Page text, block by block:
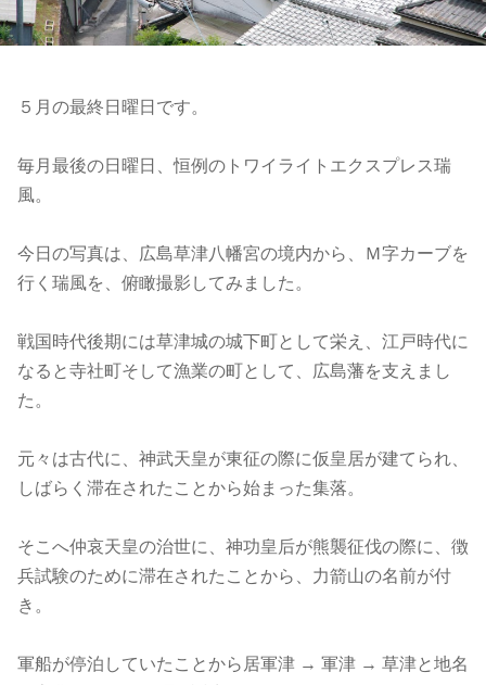
５月の最終日曜日です。
毎月最後の日曜日、恒例のトワイライトエクスプレス瑞
風。
今日の写真は、広島草津八幡宮の境内から、Ｍ字カーブを
行く瑞風を、俯瞰撮影してみました。
戦国時代後期には草津城の城下町として栄え、江戸時代に
なると寺社町そして漁業の町として、広島藩を支えまし
た。
元々は古代に、神武天皇が東征の際に仮皇居が建てられ、
しばらく滞在されたことから始まった集落。
そこへ仲哀天皇の治世に、神功皇后が熊襲征伐の際に、徴
兵試験のために滞在されたことから、力箭山の名前が付
き。
軍船が停泊していたことから居軍津 → 軍津 → 草津と地名